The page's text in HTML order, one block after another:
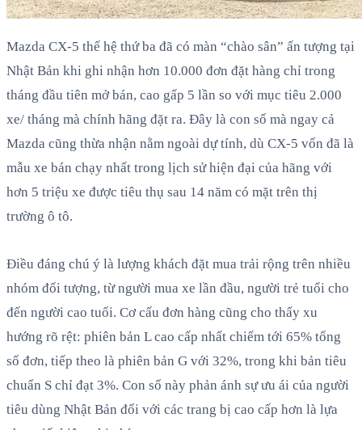
Mazda CX-5 thế hệ thứ ba đã có màn “chào sân” ấn tượng tại
Nhật Bản khi ghi nhận hơn 10.000 đơn đặt hàng chỉ trong
tháng đầu tiên mở bán, cao gấp 5 lần so với mục tiêu 2.000
xe/ tháng mà chính hãng đặt ra. Đây là con số mà ngay cả
Mazda cũng thừa nhận nằm ngoài dự tính, dù CX-5 vốn đã là
mẫu xe bán chạy nhất trong lịch sử hiện đại của hãng với
hơn 5 triệu xe được tiêu thụ sau 14 năm có mặt trên thị
trường ô tô.
Điều đáng chú ý là lượng khách đặt mua trải rộng trên nhiều
nhóm đối tượng, từ người mua xe lần đầu, người trẻ tuổi cho
đến người cao tuổi. Cơ cấu đơn hàng cũng cho thấy xu
hướng rõ rệt: phiên bản L cao cấp nhất chiếm tới 65% tổng
số đơn, tiếp theo là phiên bản G với 32%, trong khi bản tiêu
chuẩn S chỉ đạt 3%. Con số này phản ánh sự ưu ái của người
tiêu dùng Nhật Bản đối với các trang bị cao cấp hơn là lựa